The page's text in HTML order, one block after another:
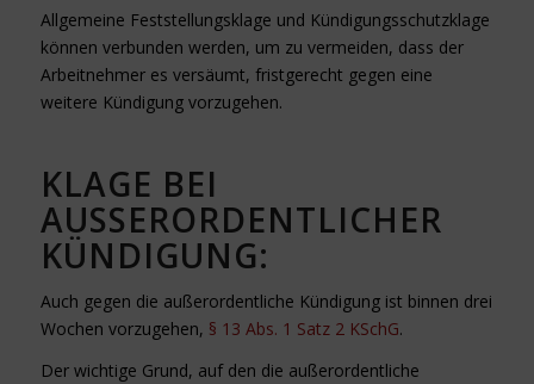
Allgemeine Feststellungsklage und Kündigungsschutzklage
können verbunden werden, um zu vermeiden, dass der
Arbeitnehmer es versäumt, fristgerecht gegen eine
weitere Kündigung vorzugehen.
KLAGE BEI
AUSSERORDENTLICHER K
ÜNDIGUNG:
Auch gegen die außerordentliche Kündigung ist binnen drei
Wochen vorzugehen, § 13 Abs. 1 Satz 2 KSchG.
Der wichtige Grund, auf den die außerordentliche